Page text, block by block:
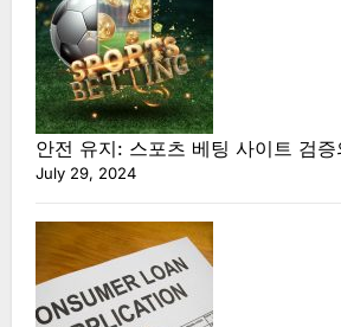
안전 유지: 스포츠 베팅 사이트 검
July 29, 2024